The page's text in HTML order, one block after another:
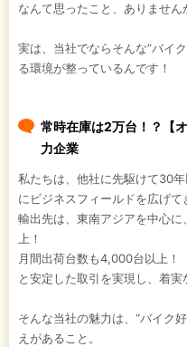
なんて思ったこと、ありません
実は、当社でならそんな”バイ
る環境が整っているんです！
常時在庫は2万台！？【
力企業
私たちは、他社に先駆けて30
にビジネスフィールドを広げて
輸出先は、東南アジアを中心
上！
月間出荷台数も4,000台以上！
と安定した取引を実現し、着実
そんな当社の魅力は、“バイク
えがあること。